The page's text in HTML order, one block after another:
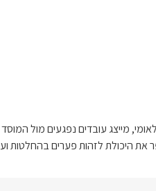
עבודה, נזיקין וביטוח לאומי, מייצג עובדים